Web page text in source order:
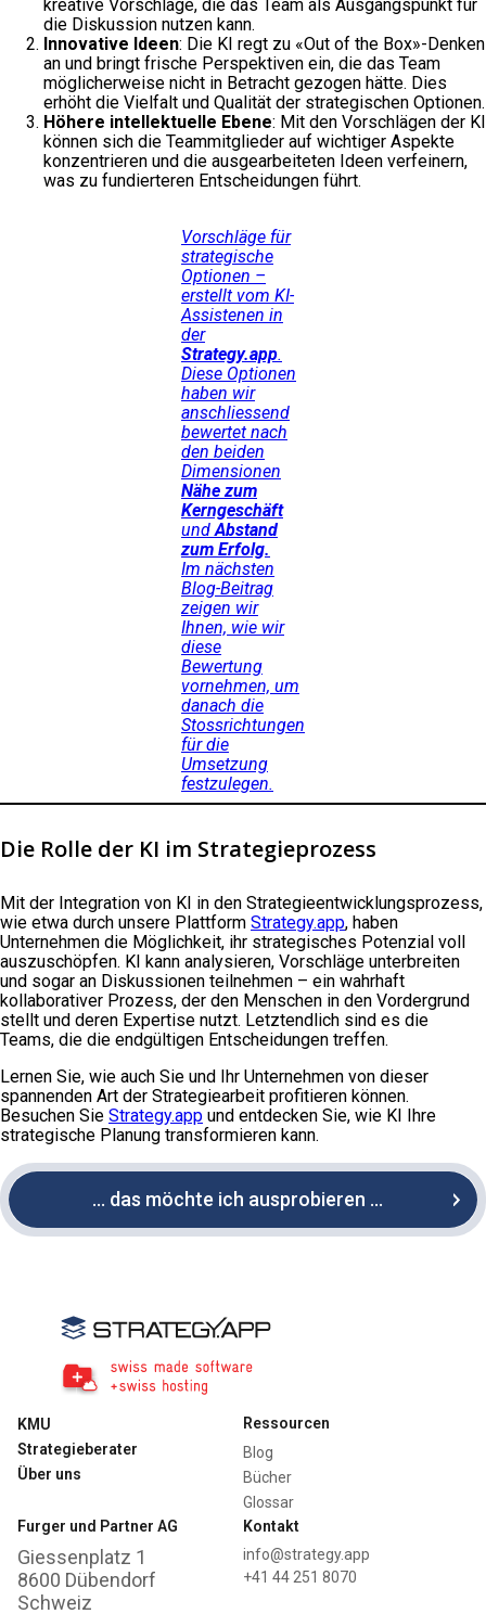
kreative Vorschläge, die das Team als Ausgangspunkt für
die Diskussion nutzen kann.
Innovative Ideen: Die KI regt zu «Out of the Box»-Denken
an und bringt frische Perspektiven ein, die das Team
möglicherweise nicht in Betracht gezogen hätte. Dies
erhöht die Vielfalt und Qualität der strategischen Optionen.
Höhere intellektuelle Ebene: Mit den Vorschlägen der KI
können sich die Teammitglieder auf wichtiger Aspekte
konzentrieren und die ausgearbeiteten Ideen verfeinern,
was zu fundierteren Entscheidungen führt.
Vorschläge für
strategische
Optionen –
erstellt vom KI-
Assistenen in
der
Strategy.app.
Diese Optionen
haben wir
anschliessend
bewertet nach
den beiden
Dimensionen
Nähe zum
Kerngeschäft
undAbstand
zum Erfolg.
Im nächsten
Blog-Beitrag
zeigen wir
Ihnen, wie wir
diese
Bewertung
vornehmen, um
danach die
Stossrichtungen
für die
Umsetzung
festzulegen.
Die Rolle der KI im Strategieprozess
Mit der Integration von KI in den Strategieentwicklungsprozess,
wie etwa durch unsere Plattform Strategy.app, haben
Unternehmen die Möglichkeit, ihr strategisches Potenzial voll
auszuschöpfen. KI kann analysieren, Vorschläge unterbreiten
und sogar an Diskussionen teilnehmen – ein wahrhaft
kollaborativer Prozess, der den Menschen in den Vordergrund
stellt und deren Expertise nutzt. Letztendlich sind es die
Teams, die die endgültigen Entscheidungen treffen.
Lernen Sie, wie auch Sie und Ihr Unternehmen von dieser
spannenden Art der Strategiearbeit profitieren können.
Besuchen Sie Strategy.app und entdecken Sie, wie KI Ihre
strategische Planung transformieren kann.
… das möchte ich ausprobieren …
KMU
Strategieberater
Über uns
Ressourcen
Blog
Bücher
Glossar
Furger und Partner AG
Giessenplatz 1
8600 Dübendorf
Schweiz
Kontakt
info@strategy.app
+41 44 251 8070